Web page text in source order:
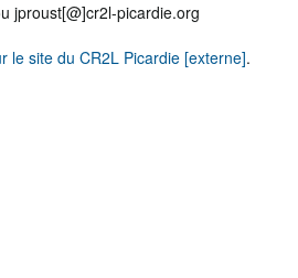
jproust[@]cr2l-picardie.org
le site du CR2L Picardie [externe].